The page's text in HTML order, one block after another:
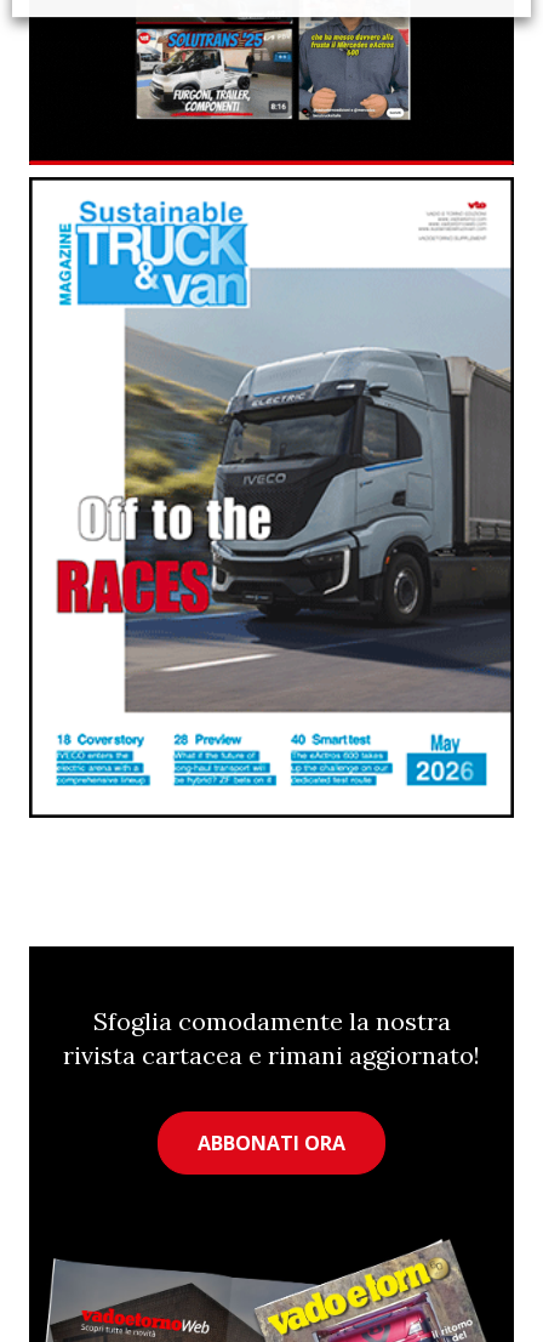
Sfoglia comodamente la nostra
rivista cartacea e rimani aggiornato!
ABBONATI ORA